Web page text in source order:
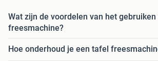
Wat zijn de voordelen van het
freesmachine?
Hoe onderhoud je een tafel